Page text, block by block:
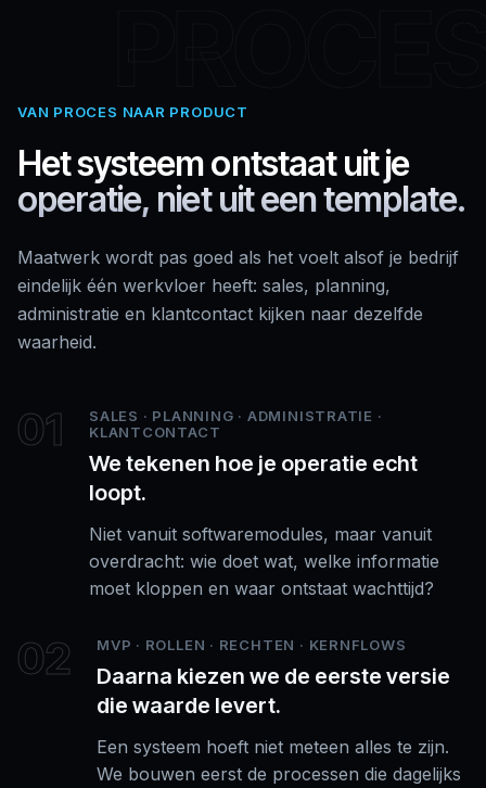
VAN PROCES NAAR PRODUCT
Het systeem ontstaat uit je
operatie, niet uit een template.
Maatwerk wordt pas goed als het voelt alsof je bedrijf
eindelijk één werkvloer heeft: sales, planning,
administratie en klantcontact kijken naar dezelfde
waarheid.
01
SALES · PLANNING · ADMINISTRATIE ·
KLANTCONTACT
We tekenen hoe je operatie echt
loopt.
Niet vanuit softwaremodules, maar vanuit
overdracht: wie doet wat, welke informatie
moet kloppen en waar ontstaat wachttijd?
02 MVP · ROLLEN · RECHTEN · KERNFLOWS
Daarna kiezen we de eerste versie
die waarde levert.
Een systeem hoeft niet meteen alles te zijn.
We bouwen eerst de processen die dagelijks